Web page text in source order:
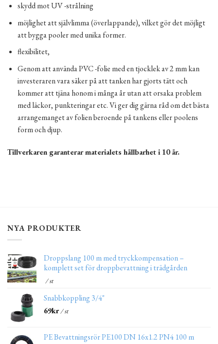
skydd mot UV -strålning
möjlighet att självlimma (överlappande), vilket gör det möjligt
att bygga pooler med unika former.
flexibilitet,
Genom att använda PVC -folie med en tjocklek av 2 mm kan
investeraren vara säker på att tanken har gjorts tätt och
kommer att tjäna honom i många år utan att orsaka problem
med läckor, punkteringar etc. Vi ger dig gärna råd om det bästa
arrangemanget av folien beroende på tankens eller poolens
form och djup.
Tillverkaren garanterar materialets hållbarhet i 10 år.
NYA PRODUKTER
Droppslang 100 m med tryckkompensation –
komplett set för droppbevattning i trädgården
/ st
Snabbkoppling 3/4"
69kr/ st
PE Bevattningsrör PE100 DN 16x1.2 PN4 100 m